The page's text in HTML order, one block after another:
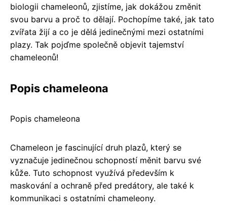
biologii chameleonů, zjistíme, jak dokážou změnit
svou barvu a proč to dělají. Pochopíme také, jak tato
zvířata žijí a co je dělá jedinečnými mezi ostatními
plazy. Tak pojďme společně objevit tajemství
chameleonů!
Popis chameleona
Popis chameleona
Chameleon je fascinující druh plazů, který se
vyznačuje jedinečnou schopností měnit barvu své
kůže. Tuto schopnost využívá především k
maskování a ochraně před predátory, ale také k
kommunikaci s ostatními chameleony.